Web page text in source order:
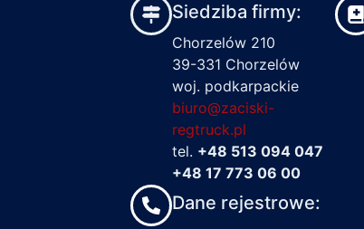
Siedziba firmy:
Chorzelów 210
39-331 Chorzelów
woj. podkarpackie
biuro@zaciski-
regtruck.pl
tel. +48 513 094 047
+48 17 773 06 00
Dane rejestrowe: